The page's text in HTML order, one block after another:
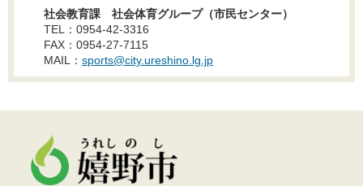
社会教育課 社会体育グループ（市民センター）
TEL：0954-42-3316
FAX：0954-27-7115
MAIL： sports@city.ureshino.lg.jp